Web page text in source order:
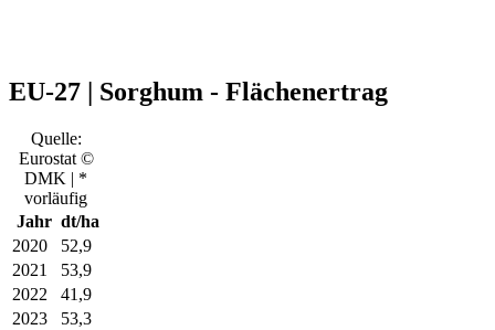
EU-27 | Sorghum - Flächenertrag
Quelle:
Eurostat ©
DMK | *
vorläufig
Jahr dt/ha
2020
52,9
2021
53,9
2022
41,9
2023
53,3